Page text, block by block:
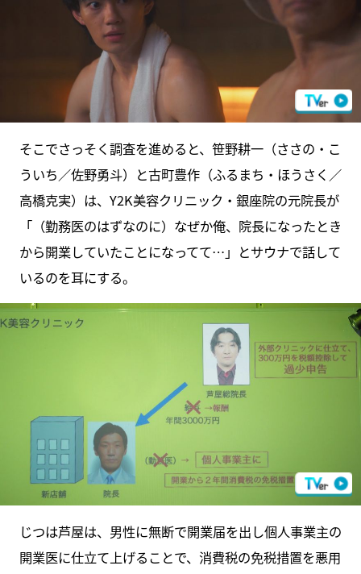
そこでさっそく調査を進めると、笹野耕一（ささの・こ
ういち／佐野勇斗）と古町豊作（ふるまち・ほうさく／
高橋克実）は、Y2K美容クリニック・銀座院の元院長が
「（勤務医のはずなのに）なぜか俺、院長になったとき
から開業していたことになってて…」とサウナで話して
いるのを耳にする。
じつは芦屋は、男性に無断で開業届を出し個人事業主の
開業医に仕立て上げることで、消費税の免税措置を悪用